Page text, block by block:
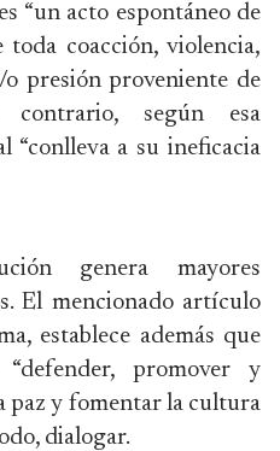
“un acto espontáneo de
coacción, violencia,
presión proveniente de
contrario, según esa
“conlleva a su ineficacia
genera mayores
El mencionado artículo
establece además que
promover y
paz y fomentar la cultura
dialogar.